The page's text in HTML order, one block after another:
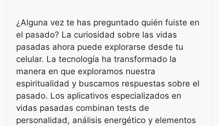
¿Alguna vez te has preguntado quién fuiste en
el pasado? La curiosidad sobre las vidas
pasadas ahora puede explorarse desde tu
celular. La tecnología ha transformado la
manera en que exploramos nuestra
espiritualidad y buscamos respuestas sobre el
pasado. Los aplicativos especializados en
vidas pasadas combinan tests de
personalidad, análisis energético y elementos